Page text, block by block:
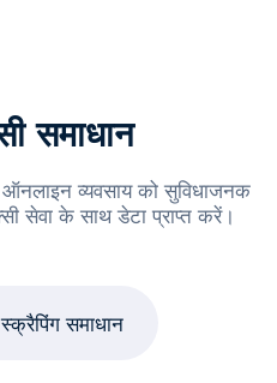
समाधान
व्यवसाय को सुविधाजनक
सेवा के साथ डेटा प्राप्त करें।
स्क्रैपिंग समाधान